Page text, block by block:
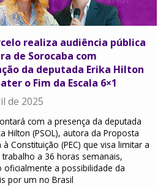
realiza audiência pública
de Sorocaba com
da deputada Erika Hilton
o Fim da Escala 6×1
de 2025
com a presença da deputada
Hilton (PSOL), autora da Proposta
à Constituição (PEC) que visa limitar a
a 36 horas semanais,
oficialmente a possibilidade da
por um no Brasil